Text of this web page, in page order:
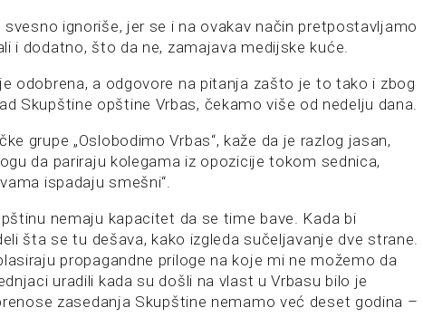
ignoriše, jer se i na ovakav način pretpostavljamo
i dodatno, što da ne, zamajava medijske kuće.
odobrena, a odgovore na pitanja zašto je to tako i zbog
Skupštine opštine Vrbas, čekamo više od nedelju dana.
grupe „Oslobodimo Vrbas“, kaže da je razlog jasan,
da pariraju kolegama iz opozicije tokom sednica,
ispadaju smešni“.
nemaju kapacitet da se time bave. Kada bi
šta se tu dešava, kako izgleda sučeljavanje dve strane.
propagandne priloge na koje mi ne možemo da
uradili kada su došli na vlast u Vrbasu bilo je
zasedanja Skupštine nemamo već deset godina –